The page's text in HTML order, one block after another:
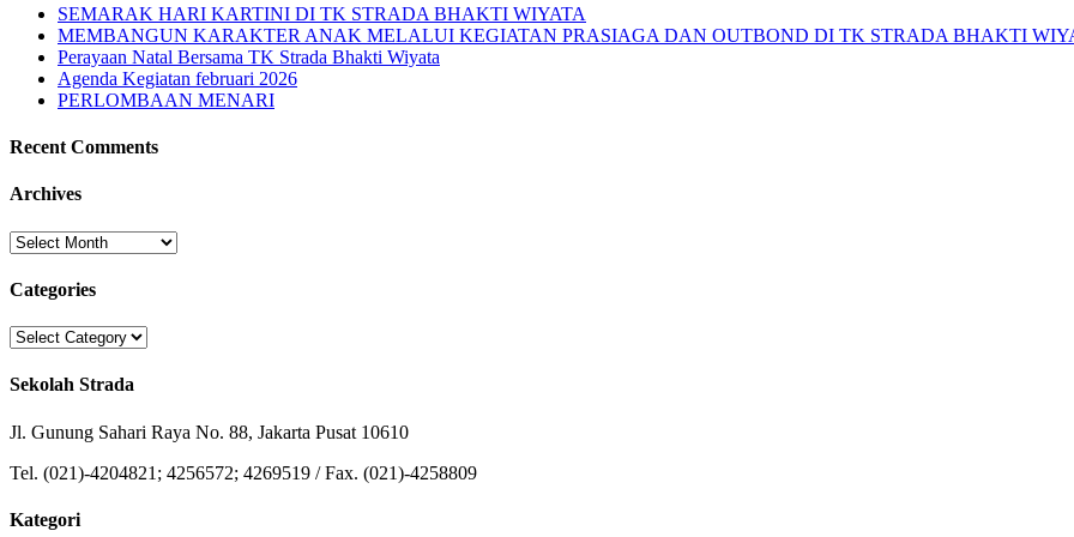
SEMARAK HARI KARTINI DI TK STRADA BHAKTI WIYATA
MEMBANGUN KARAKTER ANAK MELALUI KEGIATAN PRASIAGA DAN OUTBOND DI TK STRADA BHAKTI
Perayaan Natal Bersama TK Strada Bhakti Wiyata
Agenda Kegiatan februari 2026
PERLOMBAAN MENARI
Recent Comments
Archives
Archives
Categories
Categories
Sekolah Strada
Jl. Gunung Sahari Raya No. 88, Jakarta Pusat 10610
Tel. (021)-4204821; 4256572; 4269519 / Fax. (021)-4258809
Kategori